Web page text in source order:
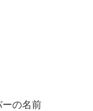
の名前